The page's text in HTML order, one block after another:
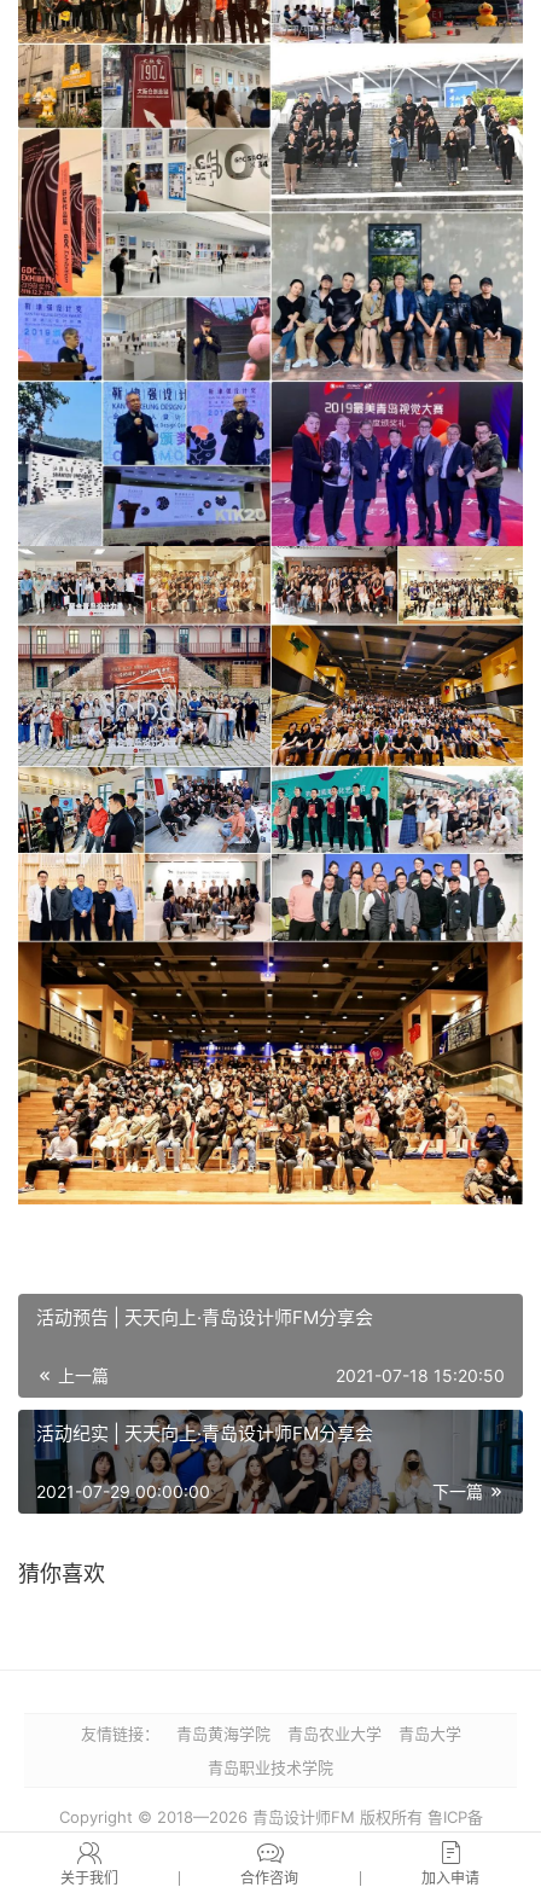
活动预告 | 天天向上·青岛设计师FM分享会
上一篇 2021-07-18 15:20:50
活动纪实 | 天天向上·青岛设计师FM分享会
下一篇
2021-07-29 00:00:00
猜你喜欢
友情链接： 青岛黄海学院 青岛农业大学
青岛大学
青岛职业技术学院
Copyright © 2018—2026 青岛设计师FM 版权所有 鲁ICP备
2025183515号-1
鲁ICP备2025183515号-1https://beian.miit.gov.cn/
关于我们 合作咨询 加入申请